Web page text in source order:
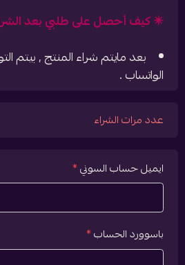
✴️ كيف أحصل على طلبي بعد
بعد مايتم شراء المنتج , بيتم
الواتساب .
عدد مرات الشراء
ايميل حساب السوني*
باسوورد الحساب*